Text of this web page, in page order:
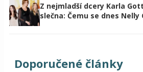
Z nejmladší dcery Karla
slečna: Čemu se dnes
Doporučené články